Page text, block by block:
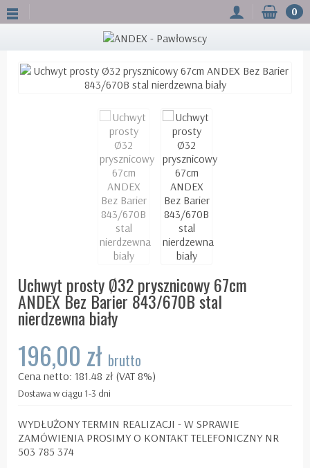
0
Uchwyt prosty Ø32 prysznicowy 67cm
ANDEX Bez Barier 843/670B stal
nierdzewna biały
196,00 zł brutto
Cena netto: 181.48 zł (VAT 8%)
Dostawa w ciągu 1-3 dni
WYDŁUŻONY TERMIN REALIZACJI - W SPRAWIE
ZAMÓWIENIA PROSIMY O KONTAKT TELEFONICZNY NR
503 785 374